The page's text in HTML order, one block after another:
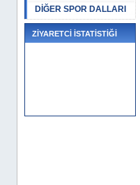
DİĞER SPOR DALLARI
ZİYARETCİ İSTATİSTİĞİ